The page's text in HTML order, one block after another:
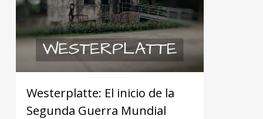
Westerplatte: El inicio de la
Segunda Guerra Mundial